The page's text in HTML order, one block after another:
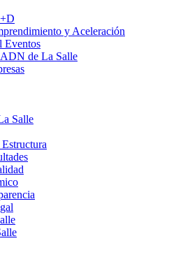
y Aceleración
Eventos
de La Salle
Salle